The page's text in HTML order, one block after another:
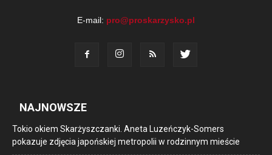
E-mail: pro@proskarzysko.pl
NAJNOWSZE
Tokio okiem Skarżyszczanki. Aneta Luzeńczyk-Somers
pokazuje zdjęcia japońskiej metropolii w rodzinnym mieście